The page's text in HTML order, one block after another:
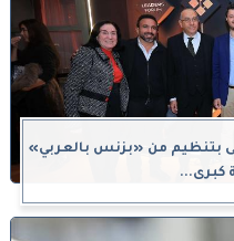
بتنظيم من «بزنس بالعربي»
كبرى...